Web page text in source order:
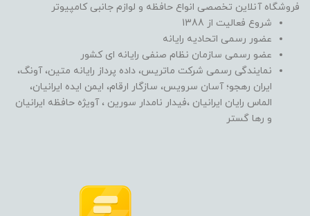
فروشگاه آنلاین تخصصی انواع حافظه و لوازم جانبی کامپیوتر
شروع فعالیت از 1388
عضور رسمی اتحادیه رایانه
عضو رسمی سازمان نظام صنفی رایانه ای کشور
نمایندگی رسمی شرکت ماتریس، داده پرداز رایانه متین، آونگ،
ایران رهجو؛ آسان سرویس، سازگار ارقام، ایمن ایده ایرانیان،
الماس رایان ایرانیان ،فیدار نامدار سورین ، آویژه حافظه ایرانیان
و رها گستر